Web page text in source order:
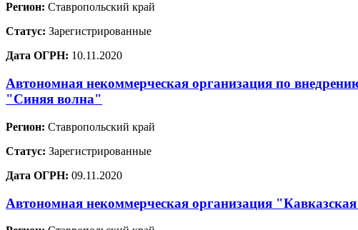
Регион: Ставропольский край
Статус: Зарегистрированные
Дата ОГРН: 10.11.2020
Автономная некоммерческая организация по
"Синяя волна"
Регион: Ставропольский край
Статус: Зарегистрированные
Дата ОГРН: 09.11.2020
Автономная некоммерческая организация